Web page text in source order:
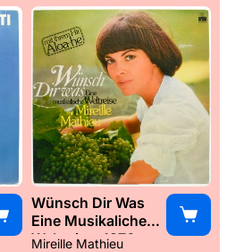
Wünsch Dir Was
Eine Musikaliche
Weltreise, 1976
Mireille Mathieu